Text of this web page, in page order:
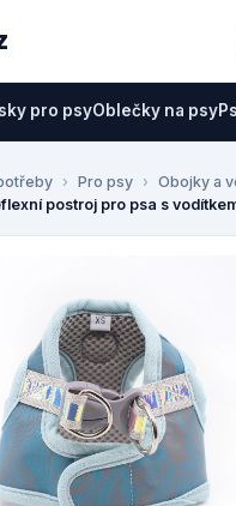
pro psyOblečky na psy
Pro psy Obojky a
postroj pro psa s